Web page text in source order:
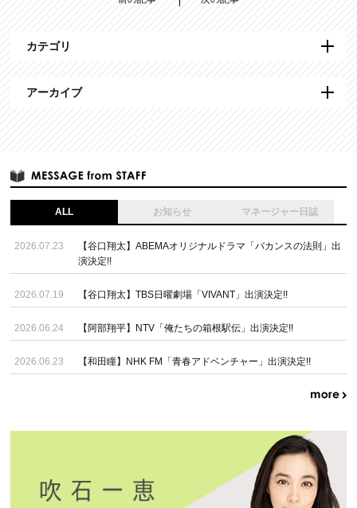
カテゴリ
アーカイブ
ALL お知らせ マネージャー日誌
2026.07.23
【谷口翔太】ABEMAオリジナルドラマ「バカンスの法則」出
演決定!!
2026.07.19 【谷口翔太】TBS日曜劇場「VIVANT」出演決定!!
2026.06.24 【阿部翔平】NTV「俺たちの箱根駅伝」出演決定!!
2026.06.23 【和田瞳】NHK FM「青春アドベンチャー」出演決定!!